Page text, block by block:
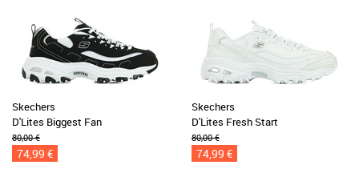
Skechers
D'Lites Biggest Fan
80,00 €
74,99 €
Skechers
D'Lites Fresh Start
80,00 €
74,99 €